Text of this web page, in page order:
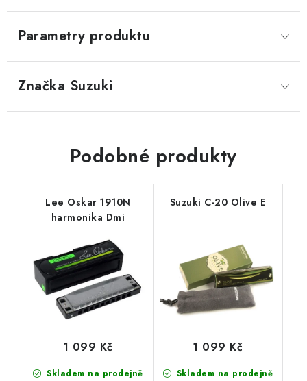
Parametry produktu
Značka Suzuki
Podobné produkty
Lee Oskar 1910N
harmonika Dmi
Skladem na prodejně
1 099 Kč
Suzuki C-20 Olive E
Skladem na prodejně
1 099 Kč